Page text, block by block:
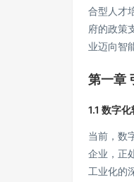
合型人才
府的政策
业迈向智
第一章
1.1 数字
当前，数
企业，正
工业化的